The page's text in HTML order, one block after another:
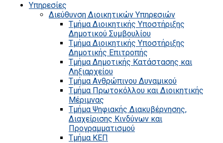
Υπηρεσίες
Διεύθυνση Διοικητικών Υπηρεσιών
Τμήμα Διοικητικής Υποστήριξης
Δημοτικού Συμβουλίου
Τμήμα Διοικητικής Υποστήριξης
Δημοτικής Επιτροπής
Τμήμα Δημοτικής Κατάστασης και
Ληξιαρχείου
Τμήμα Ανθρώπινου Δυναμικού
Τμήμα Πρωτοκόλλου και Διοικητικής
Μέριμνας
Τμήμα Ψηφιακής Διακυβέρνησης,
Διαχείρισης Κινδύνων και
Προγραμματισμού
Τμήμα ΚΕΠ